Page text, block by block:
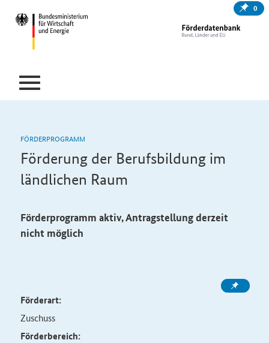
0
FÖRDERPROGRAMM
Förderung der Berufsbildung im
ländlichen Raum
Förderprogramm aktiv, Antragstellung derzeit
nicht möglich
Förderart:
Zuschuss
Förderbereich: